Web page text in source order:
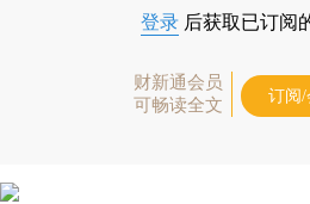
登录 后获取已订阅
财新通会员
可畅读全文
订阅/